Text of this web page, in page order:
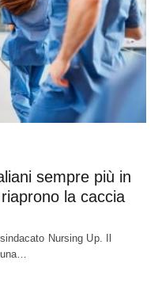
sempre più in
la caccia
Nursing Up. Il